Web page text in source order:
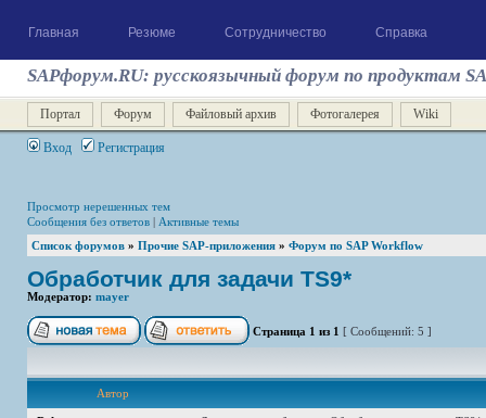
Главная Резюме Сотрудничество Справка
SAPфорум.RU: русскоязычный форум по продуктам
Портал Форум Файловый архив Фотогалерея Wiki
Вход Регистрация
Просмотр нерешенных тем
Сообщения без ответов | Активные темы
Список форумов » Прочие SAP-приложения » Форум по SAP Workflow
Обработчик для задачи TS9*
Модератор: mayer
Страница 1 из 1 [ Сообщений: 5 ]
Автор